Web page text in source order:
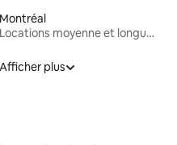
Montréal
Locations moyenne et longue durée
Afficher plus